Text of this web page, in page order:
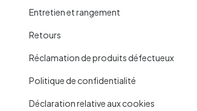
Entretien et rangement
Retours
Réclamation de produits défectueux
Politique de confidentialité
Déclaration relative aux cookies